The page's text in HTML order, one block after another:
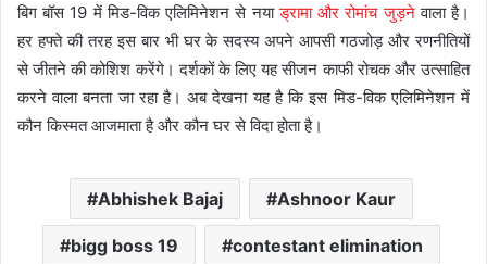
बिग बॉस 19 में मिड-विक एलिमिनेशन से नयाड्रामा और रोमांच जुड़नेवाला है।
हर हफ्ते की तरह इस बार भी घर के सदस्य अपने आपसी गठजोड़ और रणनीतियों
से जीतने की कोशिश करेंगे। दर्शकों के लिए यह सीजन काफी रोचक और उत्साहित
करने वाला बनता जा रहा है। अब देखना यह है कि इस मिड-विक एलिमिनेशन में
कौन किस्मत आजमाता है और कौन घर से विदा होता है।
Abhishek Bajaj Ashnoor Kaur
bigg boss 19 contestant elimination